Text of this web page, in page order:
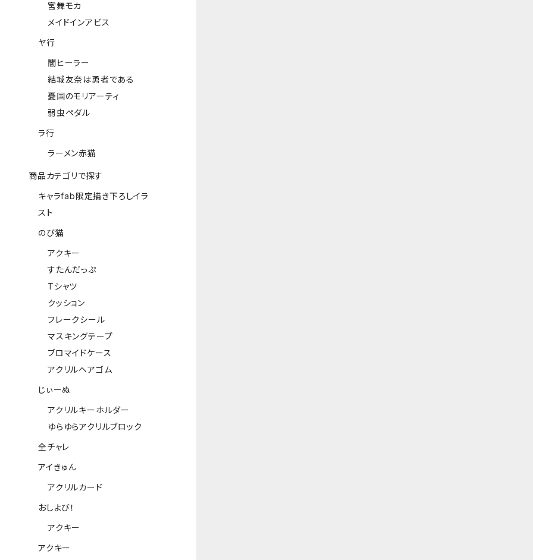
宮舞モカ
メイドインアビス
ヤ行
闇ヒーラー
結城友奈は勇者である
憂国のモリアーティ
弱虫ペダル
ラ行
ラーメン赤猫
商品カテゴリで探す
キャラfab限定描き下ろしイラ
スト
のび猫
アクキー
すたんだっぷ
Tシャツ
クッション
フレークシール
マスキングテープ
ブロマイドケース
アクリルヘアゴム
じぃーぬ
アクリルキーホルダー
ゆらゆらアクリルブロック
全チャレ
アイきゅん
アクリルカード
おしよび！
アクキー
アクキー